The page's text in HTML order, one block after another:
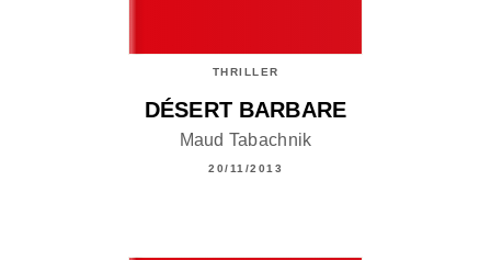
THRILLER
DÉSERT BARBARE
Maud Tabachnik
20/11/2013